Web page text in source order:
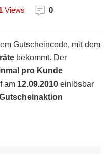
Views 0
Gutscheincode, mit dem
bekommt. Der
pro Kunde
am 12.09.2010 einlösbar